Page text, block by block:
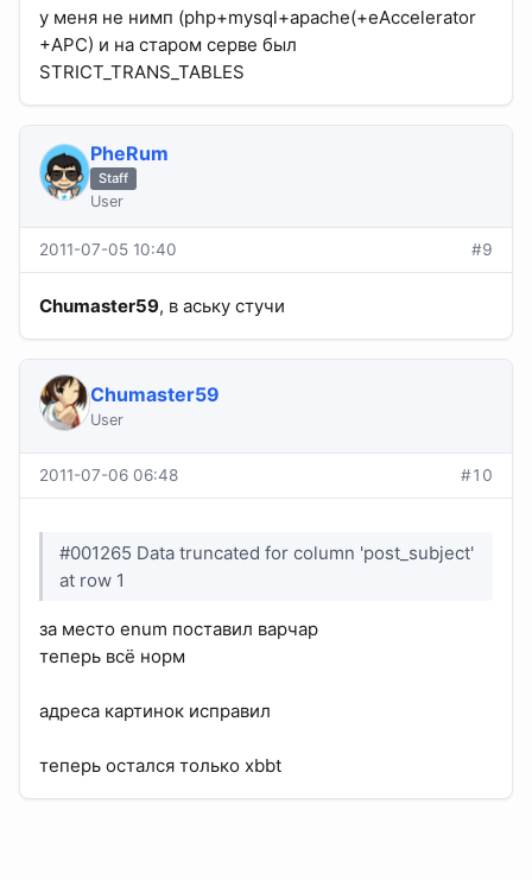
у меня не нимп (php+mysql+apache(+eAccelerator
+APC) и на старом серве был
STRICT_TRANS_TABLES
PheRum
Staff
User
2011-07-05 10:40 #9
Chumaster59, в аську стучи
Chumaster59
User
2011-07-06 06:48 #10
#001265 Data truncated for column 'post_subject'
at row 1
за место enum поставил варчар
теперь всё норм
адреса картинок исправил
теперь остался только xbbt